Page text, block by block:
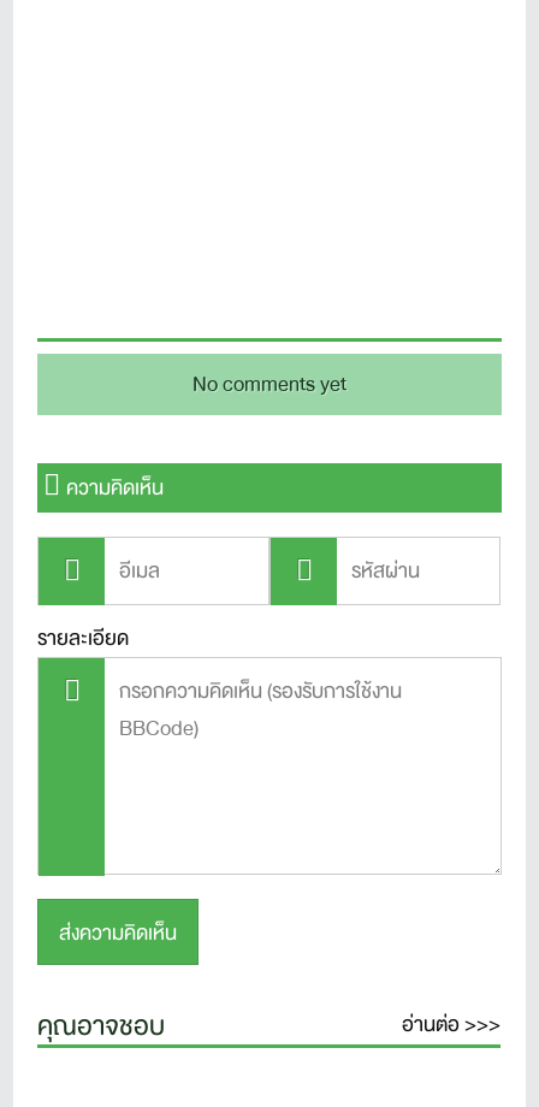
No comments yet
ความคิดเห็น
รายละเอียด
คุณอาจชอบ อ่านต่อ >>>